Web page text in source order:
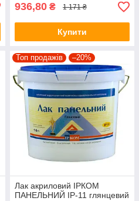
936,80 ₴ 1 171 ₴
Купити
Топ продажів –20%
Лак акриловий ІРКОМ
ПАНЕЛЬНИЙ ІР-11 глянцевий